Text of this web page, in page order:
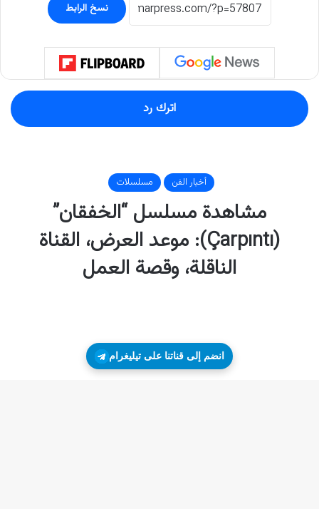
نسخ الرابط
اترك رد
انضم إلى قناتنا على تيليغرام